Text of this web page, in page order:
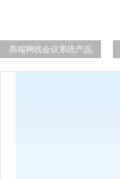
高端网线会议系统产品